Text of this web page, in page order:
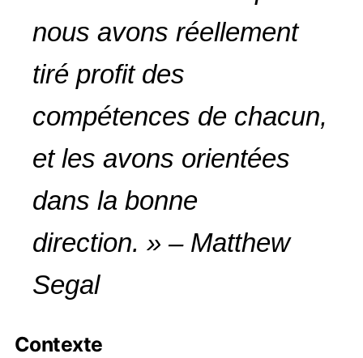
nous avons réellement
tiré profit des
compétences de chacun,
et les avons orientées
dans la bonne
direction. » – Matthew
Segal
Contexte